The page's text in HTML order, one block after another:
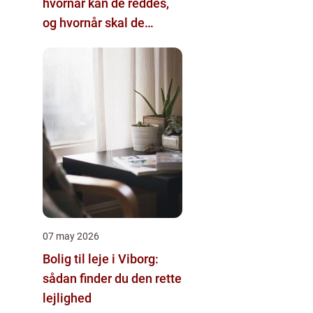
hvornår kan de reddes,
og hvornår skal de
07 may 2026
Bolig til leje i Viborg:
sådan finder du den rette
lejlighed